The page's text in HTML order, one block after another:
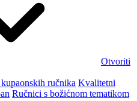
Otvoriti
ručnika Kvalitetni
Ručnici s božićnom tematikom